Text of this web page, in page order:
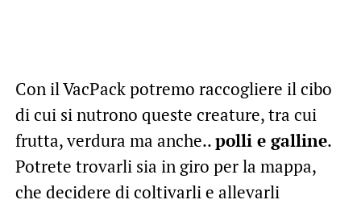
Con il VacPack potremo raccogliere il cibo
di cui si nutrono queste creature, tra cui
frutta, verdura ma anche..polli e galline.
Potrete trovarli sia in giro per la mappa,
che decidere di coltivarli e allevarli